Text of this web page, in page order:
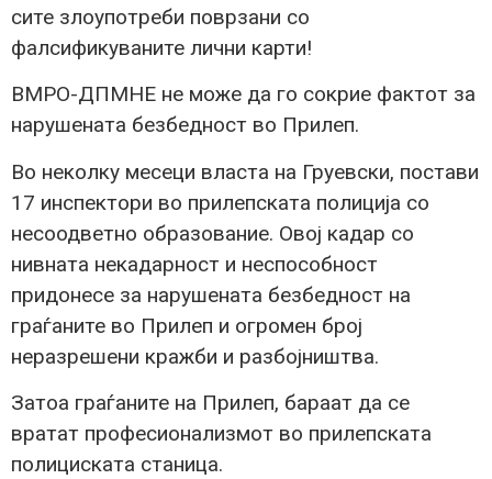
сите злоупотреби поврзани со
фалсификуваните лични карти!
ВМРО-ДПМНЕ не може да го сокрие фактот за
нарушената безбедност во Прилеп.
Во неколку месеци власта на Груевски, постави
17 инспектори во прилепската полиција со
несоодветно образование. Овој кадар со
нивната некадарност и неспособност
придонесе за нарушената безбедност на
граѓаните во Прилеп и огромен број
неразрешени кражби и разбојништва.
Затоа граѓаните на Прилеп, бараат да се
вратат професионализмот во прилепската
полициската станица.